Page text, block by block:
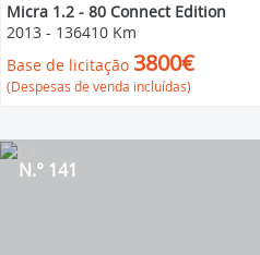
Micra 1.2 - 80 Connect Edition
2013 - 136410 Km
Base de licitação 3800€
(Despesas de venda incluídas)
N.° 141